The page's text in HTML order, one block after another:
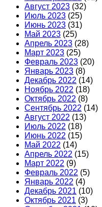
Август 2023 (32)
Июль 2023 (25)
Июнь 2023 (31)
Май 2023 (25)
Апрель 2023 (28)
Март 2023 (25)
Февраль 2023 (20)
Январь 2023 (8)
Декабрь 2022 (14)
Ноябрь 2022 (18)
Октябрь 2022 (8)
Сентябрь 2022 (14)
Август 2022 (13)
Июль 2022 (18)
Июнь 2022 (15)
Май 2022 (14)
Апрель 2022 (15)
Март 2022 (9)
Февраль 2022 (5)
Январь 2022 (4)
Декабрь 2021 (10)
Октябрь 2021 (3)